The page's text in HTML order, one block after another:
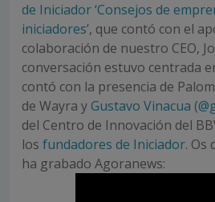
de Iniciador ‘Consejos de
iniciadores’, que contó con el
colaboración de nuestro CEO,
conversación estuvo centrada
contó con la presencia de
de Wayra yGustavo Vinacua
del Centro de Innovación del
los fundadores de Iniciador. Os
ha grabado Agoranews: